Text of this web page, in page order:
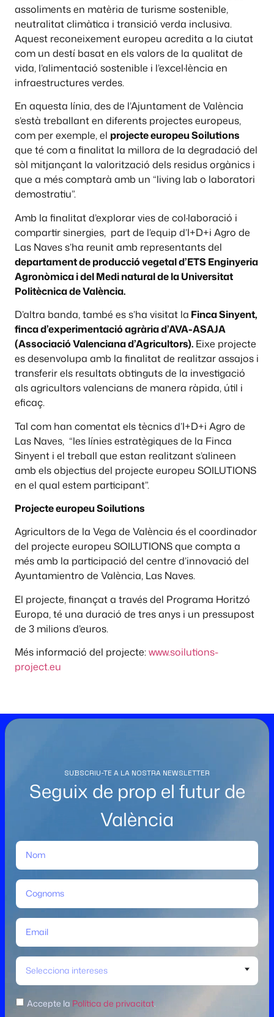
assoliments en matèria de turisme sostenible,
neutralitat climàtica i transició verda inclusiva.
Aquest reconeixement europeu acredita a la ciutat
com un destí basat en els valors de la qualitat de
vida, l’alimentació sostenible i l’excel·lència en
infraestructures verdes.
En aquesta línia, des de l’Ajuntament de València
s’està treballant en diferents projectes europeus,
com per exemple, el projecte europeu Soilutions
que té com a finalitat la millora de la degradació del
sòl mitjançant la valorització dels residus orgànics i
que a més comptarà amb un “living lab o laboratori
demostratiu”.
Amb la finalitat d’explorar vies de col·laboració i
compartir sinergies, part de l’equip d’I+D+i Agro de
Las Naves s’ha reunit amb representants del
departament de producció vegetal d’ETS Enginyeria
Agronòmica i del Medi natural de la Universitat
Politècnica de València.
D’altra banda, també es s’ha visitat la Finca Sinyent,
finca d’experimentació agrària d’AVA-ASAJA
(Associació Valenciana d’Agricultors). Eixe projecte
es desenvolupa amb la finalitat de realitzar assajos i
transferir els resultats obtinguts de la investigació
als agricultors valencians de manera ràpida, útil i
eficaç.
Tal com han comentat els tècnics d’I+D+i Agro de
Las Naves, “les línies estratègiques de la Finca
Sinyent i el treball que estan realitzant s’alineen
amb els objectius del projecte europeu SOILUTIONS
en el qual estem participant”.
Projecte europeu Soilutions
Agricultors de la Vega de València és el coordinador
del projecte europeu SOILUTIONS que compta a
més amb la participació del centre d’innovació del
Ayuntamientro de València, Las Naves.
El projecte, finançat a través del Programa Horitzó
Europa, té una duració de tres anys i un pressupost
de 3 milions d’euros.
Més informació del projecte:www.soilutions-
project.eu
SUBSCRIU-TE A LA NOSTRA NEWSLETTER
Seguix de prop el futur de
València
Selecciona intereses
Accepte la Política de privacitat